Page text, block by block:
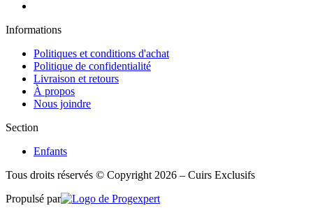
Informations
Politiques et conditions d'achat
Politique de confidentialité
Livraison et retours
À propos
Nous joindre
Section
Enfants
Tous droits réservés © Copyright 2026 – Cuirs Exclusifs
Propulsé par